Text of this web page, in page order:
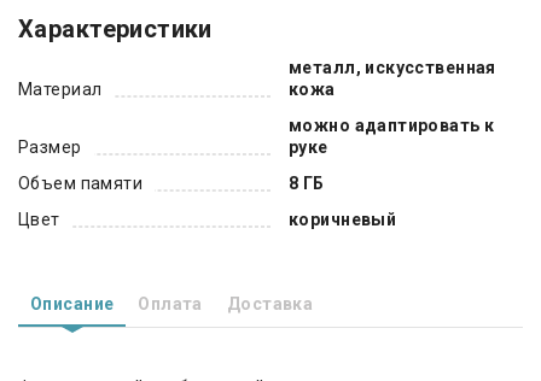
Характеристики
Материал
металл, искусственная
кожа
Размер
можно адаптировать к
руке
Объем памяти
8 ГБ
Цвет
коричневый
Описание Оплата Доставка